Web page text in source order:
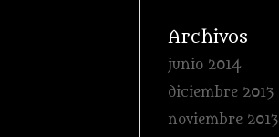
Archivos
junio 2014
diciembre 2013
noviembre 2013